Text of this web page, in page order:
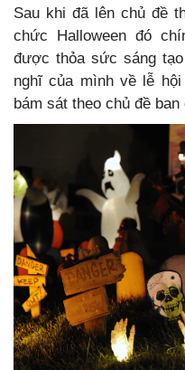
Sau khi đã lên chủ đề
chức Halloween đó
được thỏa sức sáng
nghĩ của mình về lễ
bám sát theo chủ đề ban